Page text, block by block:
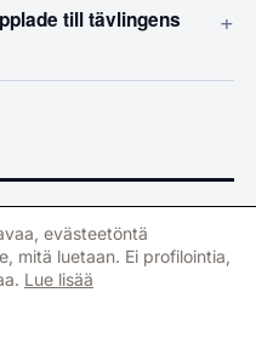
till tävlingens
+
evästeetöntä
mitä luetaan. Ei profilointia,
Lue lisää